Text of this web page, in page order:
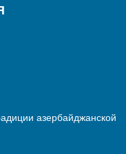
азербайджанской